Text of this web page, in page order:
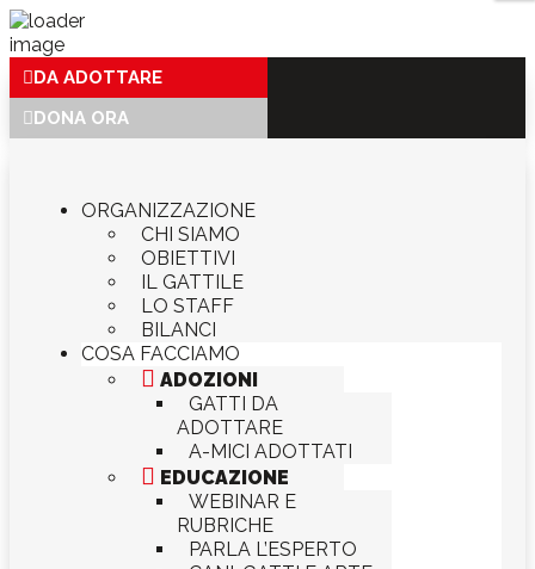
DA ADOTTARE
DONA ORA
ORGANIZZAZIONE
CHI SIAMO
OBIETTIVI
IL GATTILE
LO STAFF
BILANCI
COSA FACCIAMO
 ADOZIONI
GATTI DA
ADOTTARE
A-MICI ADOTTATI
 EDUCAZIONE
WEBINAR E
RUBRICHE
PARLA L’ESPERTO